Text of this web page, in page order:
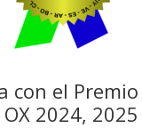
con el Premio
2024,